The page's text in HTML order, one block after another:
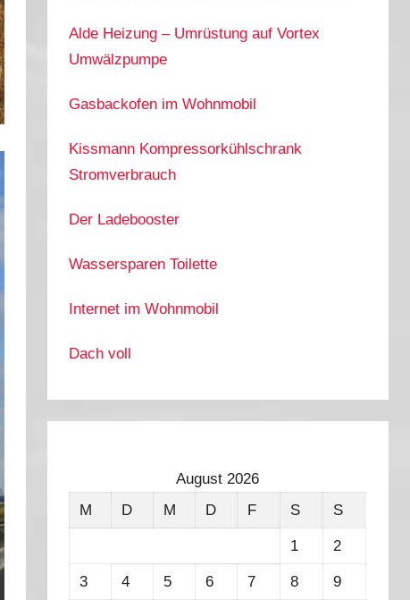
Alde Heizung – Umrüstung auf Vortex
Umwälzpumpe
Gasbackofen im Wohnmobil
Kissmann Kompressorkühlschrank
Stromverbrauch
Der Ladebooster
Wassersparen Toilette
Internet im Wohnmobil
Dach voll
August 2026
M
D M D F S S
1 2
3 4 5 6 7 8 9